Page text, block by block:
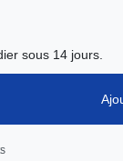
sous 14 jours.